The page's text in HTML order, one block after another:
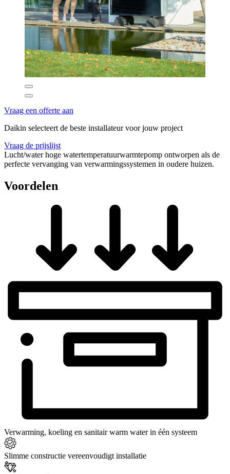
Vraag een offerte aan
Daikin selecteert de beste installateur voor jouw project
Vraag de prijslijst
Lucht/water hoge watertemperatuurwarmtepomp ontworpen als de
perfecte vervanging van verwarmingssystemen in oudere huizen.
Voordelen
Verwarming, koeling en sanitair warm water in één systeem
Slimme constructie vereenvoudigt installatie